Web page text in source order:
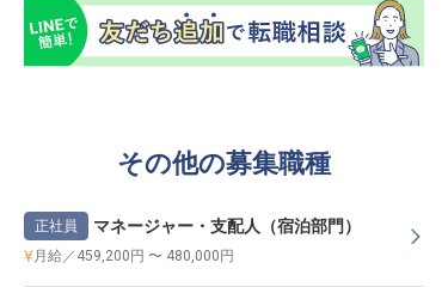
その他の募集職種
正社員 マネージャー・支配人（宿泊部門）
月給／459,200円 〜 480,000円